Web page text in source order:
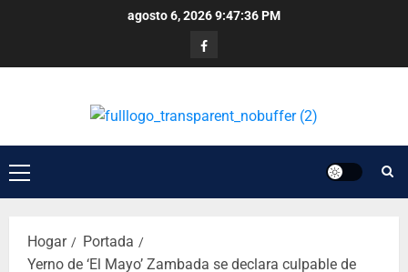
agosto 6, 20269:47:37 PM
Hogar
Portada
Yerno de ‘El Mayo’ Zambada se declara culpable de